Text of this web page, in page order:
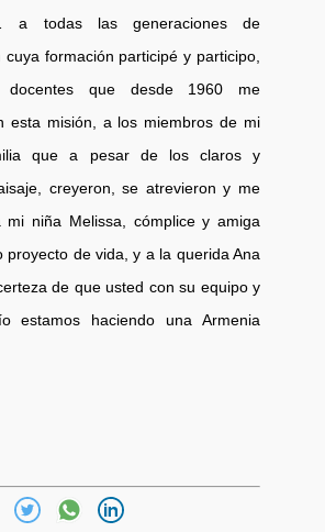
a todas las generaciones de
formación participé y participo,
que desde 1960 me
esta misión, a los miembros de mi
que a pesar de los claros y
creyeron, se atrevieron y me
mi niña Melissa, cómplice y amiga
proyecto de vida, y a la querida Ana
de que usted con su equipo y
estamos haciendo una Armenia